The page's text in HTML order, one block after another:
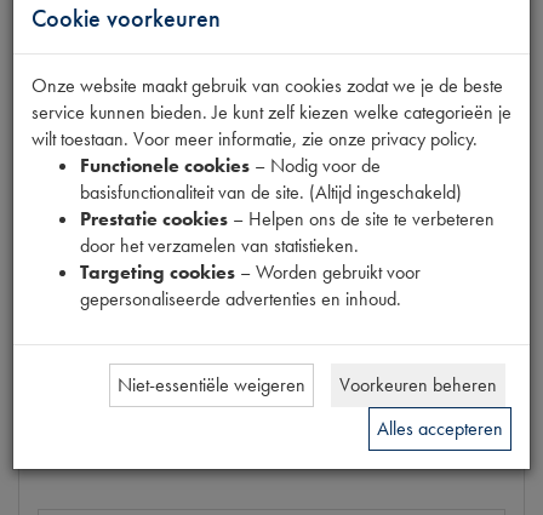
EMBLEEM OVAAL
Productnummer
1700006
Prijs
41,32 (€34, 15excl. btw)
Bestel
Cookie voorkeuren
Onze website maakt gebruik van cookies zodat we je de beste
service kunnen bieden. Je kunt zelf kiezen welke categorieën je
wilt toestaan. Voor meer informatie, zie onze privacy policy.
Functionele cookies – Nodig voor de
basisfunctionaliteit van de site. (Altijd ingeschakeld)
Prestatie cookies – Helpen ons de site te verbeteren
door het verzamelen van statistieken.
Targeting cookies – Worden gebruikt voor
gepersonaliseerde advertenties en inhoud.
Niet-essentiële weigeren
Voorkeuren beheren
Alles accepteren